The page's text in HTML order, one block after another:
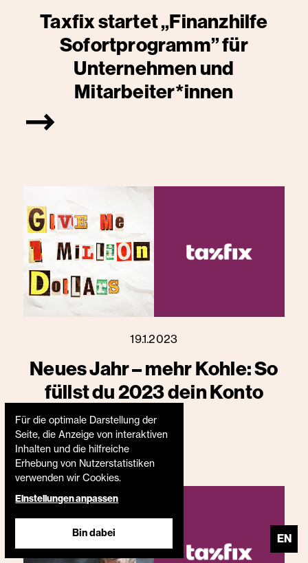
EN
Taxfix startet „Finanzhilfe
Sofortprogramm” für
Unternehmen und
Mitarbeiter*innen
19.1.2023
Neues Jahr – mehr Kohle: So
füllst du 2023 dein Konto
Für die optimale Darstellung der
Seite, die Anzeige von interaktiven
Inhalten und die hilfreiche
Erhebung von Nutzerstatistiken
verwenden wir Cookies.
Einstellungen anpassen
Bin dabei